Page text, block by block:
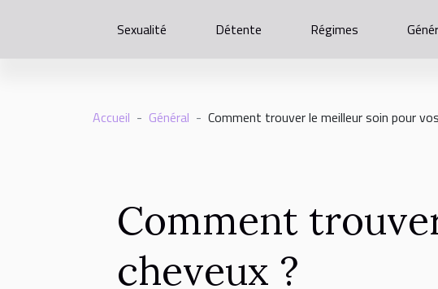
Sexualité Détente Régimes
Accueil Général Comment trouver le meilleur soin pour
Comment
cheveux ?